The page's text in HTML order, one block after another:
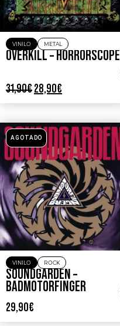
VINILO METAL
OVERKILL – HORRORSCOPE
31,90€ 28,90€
AGOTADO
VINILO ROCK
SOUNDGARDEN –
BADMOTORFINGER
29,90€